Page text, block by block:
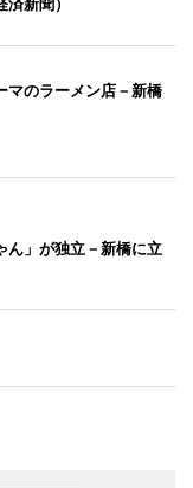
マのラーメン店－新橋
ん」が独立－新橋に立